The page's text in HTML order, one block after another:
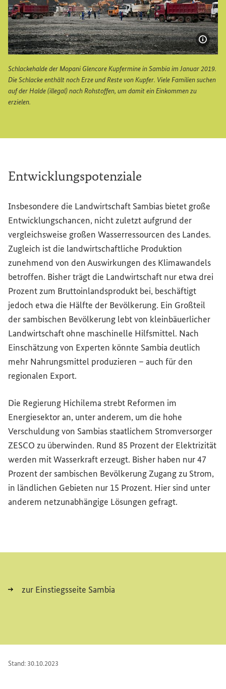
Schlackehalde der Mopani Glencore Kupfermine in Sambia im Januar 2019.
Die Schlacke enthält noch Erze und Reste von Kupfer. Viele Familien suchen
auf der Halde (illegal) nach Rohstoffen, um damit ein Einkommen zu
erzielen.
Entwicklungspotenziale
Insbesondere die Landwirtschaft Sambias bietet große
Entwicklungschancen, nicht zuletzt aufgrund der
vergleichsweise großen Wasserressourcen des Landes.
Zugleich ist die landwirtschaftliche Produktion
zunehmend von den Auswirkungen des Klimawandels
betroffen. Bisher trägt die Landwirtschaft nur etwa drei
Prozent zum Bruttoinlandsprodukt bei, beschäftigt
jedoch etwa die Hälfte der Bevölkerung. Ein Großteil
der sambischen Bevölkerung lebt von kleinbäuerlicher
Landwirtschaft ohne maschinelle Hilfsmittel. Nach
Einschätzung von Experten könnte Sambia deutlich
mehr Nahrungsmittel produzieren – auch für den
regionalen Export.
Die Regierung Hichilema strebt Reformen im
Energiesektor an, unter anderem, um die hohe
Verschuldung von Sambias staatlichem Stromversorger
ZESCO zu überwinden. Rund 85 Prozent der Elektrizität
werden mit Wasserkraft erzeugt. Bisher haben nur 47
Prozent der sambischen Bevölkerung Zugang zu Strom,
in ländlichen Gebieten nur 15 Prozent. Hier sind unter
anderem netzunabhängige Lösungen gefragt.
zur Einstiegsseite Sambia
Stand: 30.10.2023